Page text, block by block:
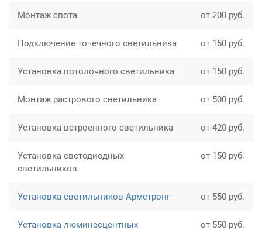
Монтаж спота от 200 руб.
Подключение точечного светильника от 150 руб.
Установка потолочного светильника от 150 руб.
Монтаж растрового светильника от 500 руб.
Установка встроенного светильника от 420 руб.
Установка светодиодных
светильников
от 150 руб.
Установка светильников Армстронг от 550 руб.
Установка люминесцентных
от 550 руб.